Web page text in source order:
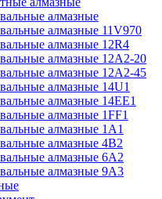
алмазные
алмазные 11V970
алмазные 12R4
алмазные 12А2-20
алмазные 12А2-45
алмазные 14U1
алмазные 14ЕЕ1
алмазные 1FF1
алмазные 1А1
алмазные 4В2
алмазные 6A2
алмазные 9А3